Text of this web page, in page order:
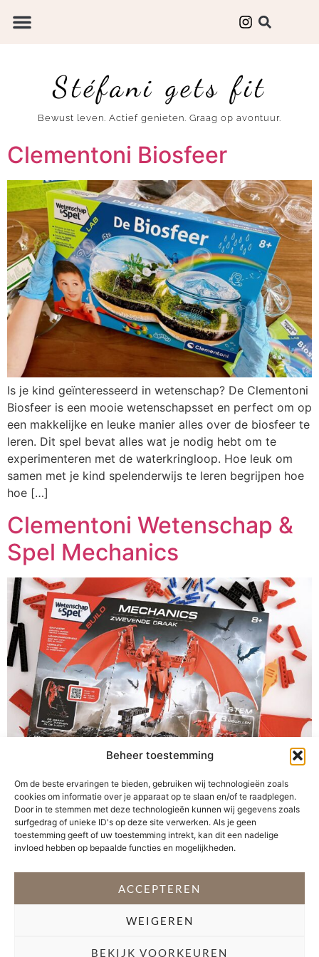
Beheer toestemming
Om de beste ervaringen te bieden, gebruiken wij technologieën zoals
cookies om informatie over je apparaat op te slaan en/of te raadplegen.
Door in te stemmen met deze technologieën kunnen wij gegevens zoals
surfgedrag of unieke ID's op deze site verwerken. Als je geen
toestemming geeft of uw toestemming intrekt, kan dit een nadelige
invloed hebben op bepaalde functies en mogelijkheden.
ACCEPTEREN
WEIGEREN
BEKIJK VOORKEUREN
Stéfani gets fit
Bewust leven. Actief genieten. Graag op avontuur.
Clementoni Biosfeer
Is je kind geïnteresseerd in wetenschap? De Clementoni
Biosfeer is een mooie wetenschapsset en perfect om op
een makkelijke en leuke manier alles over de biosfeer te
leren. Dit spel bevat alles wat je nodig hebt om te
experimenteren met de waterkringloop. Hoe leuk om
samen met je kind spelenderwijs te leren begrijpen hoe
hoe […]
Clementoni Wetenschap &
Spel Mechanics
Het creëren van een eigen wereld met bouwstenen, de
constructie van huizen, voertuigen of fantasiedieren.
Mijn jongens krijgen geen genoeg van bouwspeelgoed
en ook ik bouw graag mee. Bouwen stimuleert de
fantasie en creativiteit van kinderen. De bouwsets van
Clementoni Wetenschap & Spel Mechanics zijn dan ook
een schot in de roos. Met dit speelgoed […]